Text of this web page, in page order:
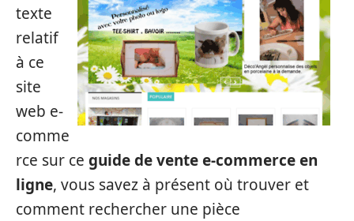
texte
relatif
à ce
site
web e-
comme
rce sur ce guide de vente e-commerce en
ligne, vous savez à présent où trouver et
comment rechercher une pièce